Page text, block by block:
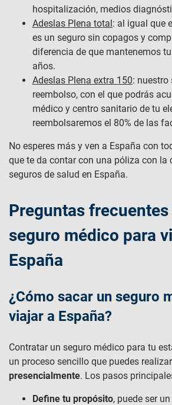
hospitalización, medios
Adeslas Plena total: al igual que
es un seguro sin copagos y
diferencia de que mantenemos
años.
Adeslas Plena extra 150: nuestro
reembolso, con el que podrás
médico y centro sanitario de tu
reembolsaremos el 80% de las
No esperes más y ven a España con
que te da contar con una póliza con la
seguros de salud en España.
Preguntas
seguro médico para
España
¿Cómo sacar un seguro
viajar a España​?
Contratar un seguro médico para tu
un proceso sencillo que puedes realizar
presencialmente. Los pasos
Define tu propósito, puede ser